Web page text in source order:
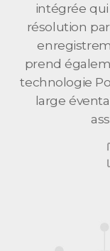
intégrée
résolution
prend
technologie
large